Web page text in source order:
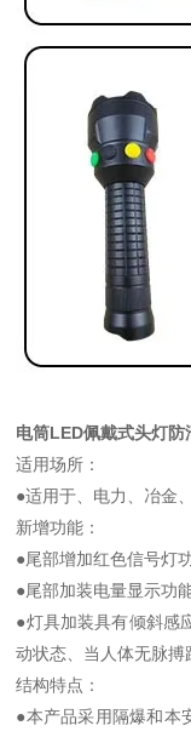
电筒LED佩戴式头灯防
适用场所：
●适用于、电力、冶金
新增功能：
●尾部增加红色信号灯
●尾部加装电量显示功
●灯具加装具有倾斜感
动状态、当人体无脉搏
结构特点：
●本产品采用隔爆和本